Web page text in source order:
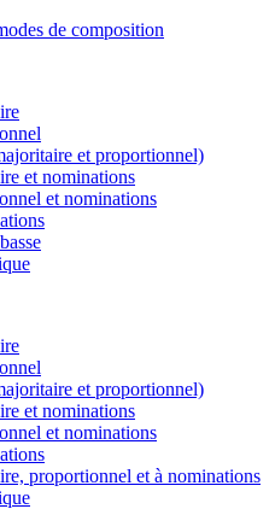
de composition
et proportionnel)
et nominations
et nominations
et proportionnel)
et nominations
et nominations
proportionnel et à nominations